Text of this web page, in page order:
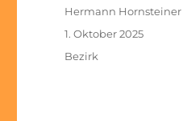
Autor
Hermann Hornsteiner
Veröffentlicht
1. Oktober 2025
Kategorien
Bezirk